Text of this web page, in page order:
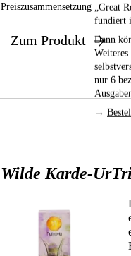
Zum Produkt
Preiszusammensetzung
Wilde Karde-
„Great
fundiert
Dann
nur 6
→